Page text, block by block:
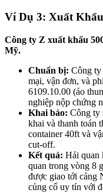
Ví Dụ 3: Xuất
Công ty Z xuất khẩu
Mỹ.
Chuẩn bị: Công ty
mại, vận đơn, và
6109.10.00 (áo
nghiệp nộp chứng
Khai báo: Công ty
khai và thanh toán
container 40ft và
cut-off.
Kết quả: Hải quan
quan trong vòng 8
được giao tới cảng
củng cố uy tín với